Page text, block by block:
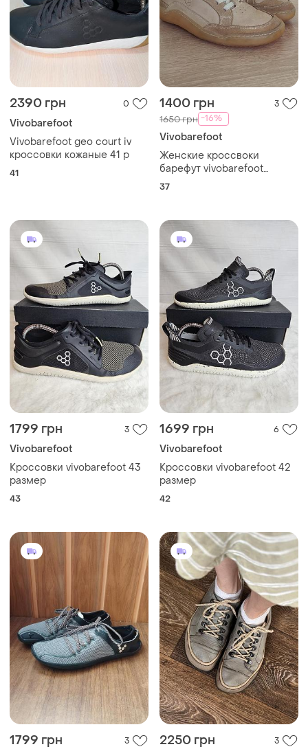
2390 грн 0
Vivobarefoot
Vivobarefoot geo court iv
кроссовки кожаные 41 р
41
1400 грн 3
1650 грн -16%
Vivobarefoot
Женские кроссвоки
барефут vivobarefoot
(размер w37)
37
1799 грн 3
Vivobarefoot
Кроссовки vivobarefoot 43
размер
43
1699 грн 6
Vivobarefoot
Кроссовки vivobarefoot 42
размер
42
1799 грн 3 2250 грн 3